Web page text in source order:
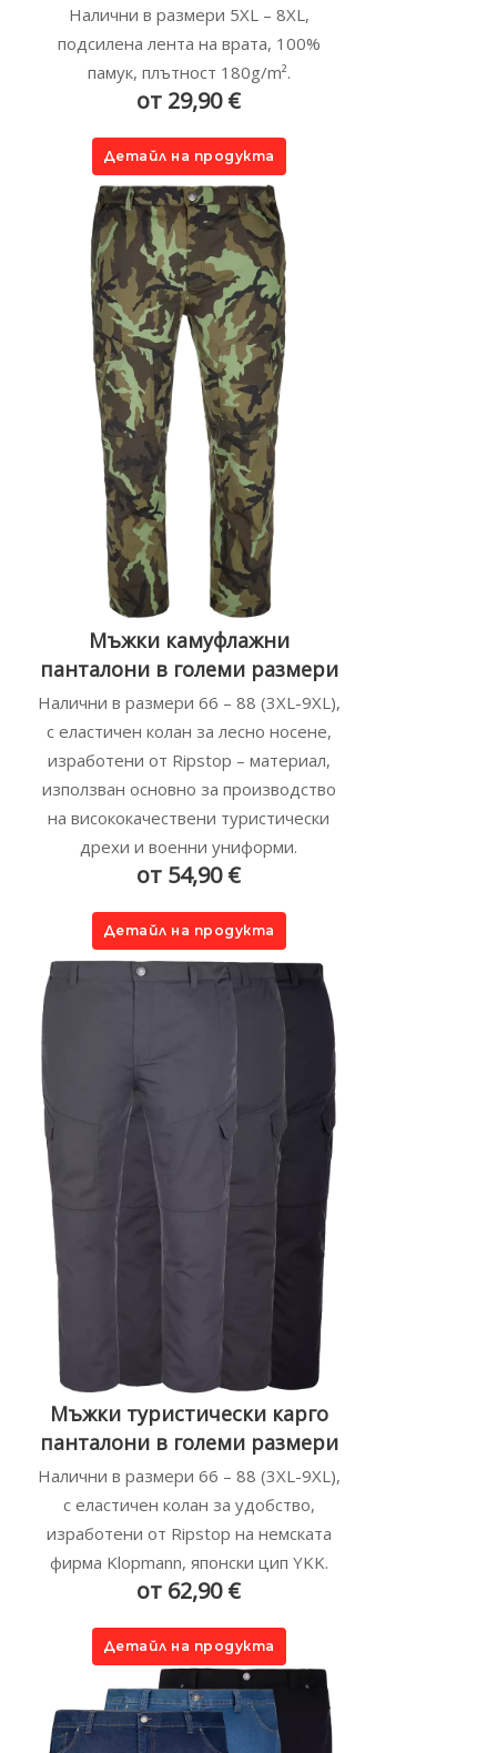
Налични в размери 5XL – 8XL,
подсилена лента на врата, 100%
памук, плътност 180g/m².
от 29,90 €
Детайл на продукта
Мъжки камуфлажни
панталони в големи размери
Налични в размери 66 – 88 (3XL-9XL),
с еластичен колан за лесно носене,
изработени от Ripstop – материал,
използван основно за производство
на висококачествени туристически
дрехи и военни униформи.
от 54,90 €
Детайл на продукта
Мъжки туристически карго
панталони в големи размери
Налични в размери 66 – 88 (3XL-9XL),
с еластичен колан за удобство,
изработени от Ripstop на немската
фирма Klopmann, японски цип YKK.
от 62,90 €
Детайл на продукта